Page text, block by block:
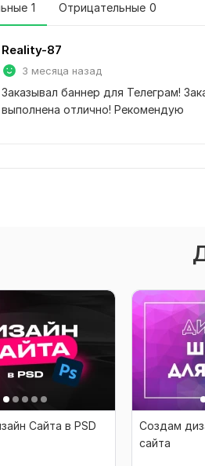
1 Отрицательные 0
Reality-87
3 месяца назад
Заказывал баннер для Телеграм!
выполнена отлично! Рекомендую
Сайта в PSD
Создам
сайта